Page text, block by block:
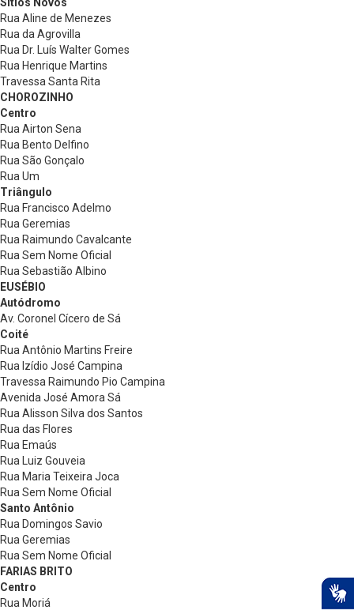
Rua Aline de Menezes
Rua da Agrovilla
Rua Dr. Luís Walter Gomes
Rua Henrique Martins
Travessa Santa Rita
CHOROZINHO
Centro
Rua Airton Sena
Rua Bento Delfino
Rua São Gonçalo
Rua Um
Triângulo
Rua Francisco Adelmo
Rua Geremias
Rua Raimundo Cavalcante
Rua Sem Nome Oficial
Rua Sebastião Albino
EUSÉBIO
Autódromo
Av. Coronel Cícero de Sá
Coité
Rua Antônio Martins Freire
Rua Izídio José Campina
Travessa Raimundo Pio Campina
Avenida José Amora Sá
Rua Alisson Silva dos Santos
Rua das Flores
Rua Emaús
Rua Luiz Gouveia
Rua Maria Teixeira Joca
Rua Sem Nome Oficial
Santo Antônio
Rua Domingos Savio
Rua Geremias
Rua Sem Nome Oficial
FARIAS BRITO
Centro
Rua Moriá